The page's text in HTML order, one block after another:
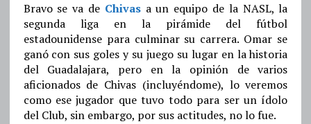
Bravo se va de Chivasa un equipo de la NASL, la
segunda liga en la pirámide del fútbol
estadounidense para culminar su carrera. Omar se
ganó con sus goles y su juego su lugar en la historia
del Guadalajara, pero en la opinión de varios
aficionados de Chivas (incluyéndome), lo veremos
como ese jugador que tuvo todo para ser un ídolo
del Club, sin embargo, por sus actitudes, no lo fue.